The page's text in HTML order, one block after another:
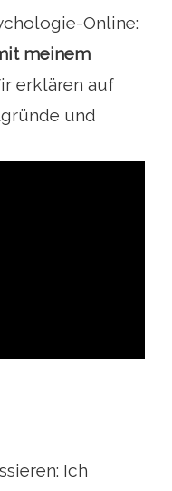
Online:
meinem
erklären auf
und
Ich